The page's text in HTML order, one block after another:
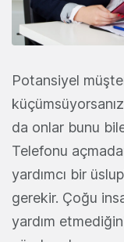
Potansiyel
da onlar bunu
Telefonu
yardımcı bir
gerekir. Çoğu
yardım